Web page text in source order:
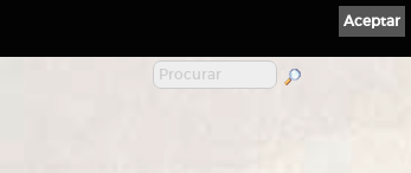
Aceptar